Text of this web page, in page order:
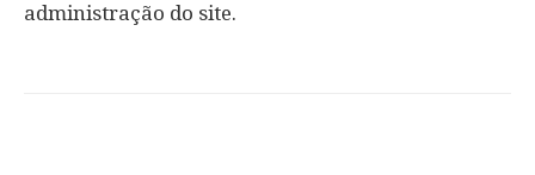
administração do site.